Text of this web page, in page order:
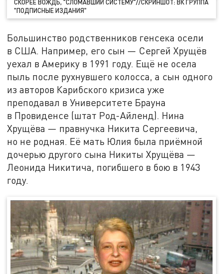
СКОРЕЕ ВОЖДЬ, "СЛОМАВШИЙ СИСТЕМУ"//СКРИНШОТ: ВК ГРУППА
"ПОДПИСНЫЕ ИЗДАНИЯ"
Большинство родственников генсека осели
в США. Например, его сын — Сергей Хрущёв
уехал в Америку в 1991 году. Ещё не осела
пыль после рухнувшего колосса, а сын одного
из авторов Карибского кризиса уже
преподавал в Университете Брауна
в Провиденсе (штат Род-Айленд). Нина
Хрущёва — правнучка Никита Сергеевича,
но не родная. Её мать Юлия была приёмной
дочерью другого сына Никиты Хрущёва —
Леонида Никитича, погибшего в бою в 1943
году.